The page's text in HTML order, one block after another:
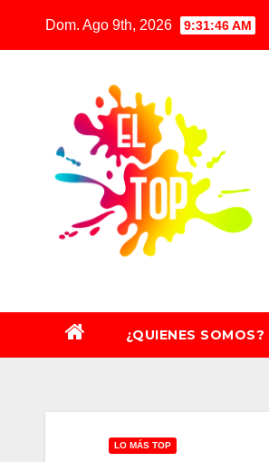
Dom. Ago 9th, 2026 9:31:48 AM
¿QUIENES SOMOS?
LO MÁS TOP